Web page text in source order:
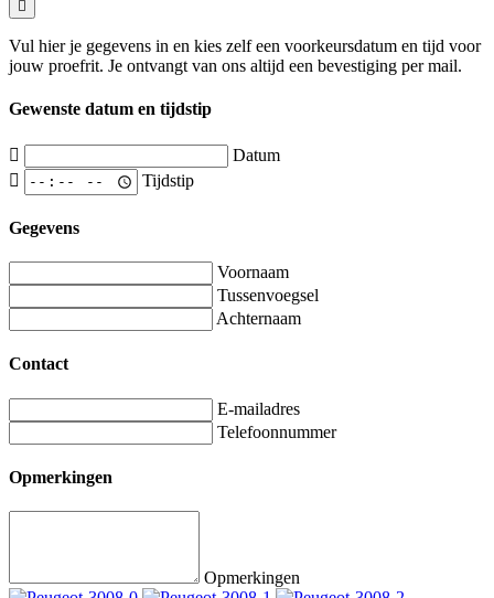
Vul hier je gegevens in en kies zelf een voorkeursdatum en tijd voor
jouw proefrit. Je ontvangt van ons altijd een bevestiging per mail.
Gewenste datum en tijdstip
Datum
Tijdstip
Gegevens
Voornaam
Tussenvoegsel
Achternaam
Contact
E-mailadres
Telefoonnummer
Opmerkingen
Opmerkingen